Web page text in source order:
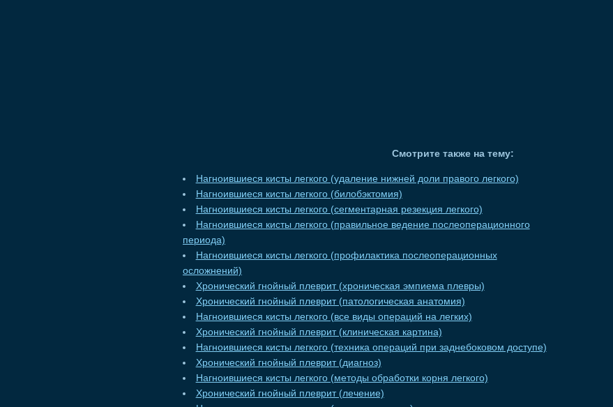
Смотрите также на тему:
Нагноившиеся кисты легкого (удаление нижней доли правого легкого)
Нагноившиеся кисты легкого (билобэктомия)
Нагноившиеся кисты легкого (сегментарная резекция легкого)
Нагноившиеся кисты легкого (правильное ведение послеоперационного
периода)
Нагноившиеся кисты легкого (профилактика послеоперационных
осложнений)
Хронический гнойный плеврит (хроническая эмпиема плевры)
Хронический гнойный плеврит (патологическая анатомия)
Нагноившиеся кисты легкого (все виды операций на легких)
Хронический гнойный плеврит (клиническая картина)
Нагноившиеся кисты легкого (техника операций при заднебоковом доступе)
Хронический гнойный плеврит (диагноз)
Нагноившиеся кисты легкого (методы обработки корня легкого)
Хронический гнойный плеврит (лечение)